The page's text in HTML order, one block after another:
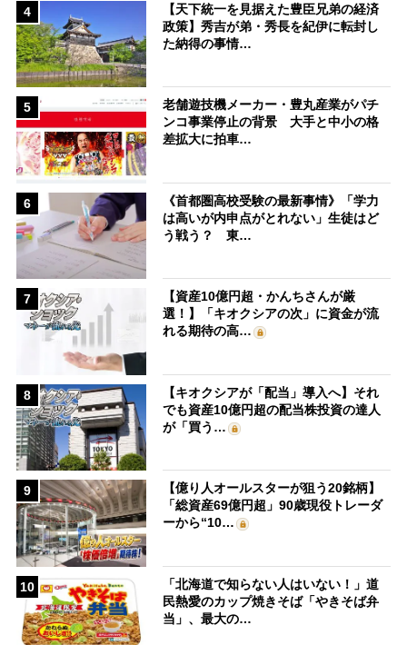
4
【天下統一を見据えた豊臣兄弟の経済
政策】秀吉が弟・秀長を紀伊に転封し
た納得の事情…
5
老舗遊技機メーカー・豊丸産業がパチ
ンコ事業停止の背景 大手と中小の格
差拡大に拍車…
6
《首都圏高校受験の最新事情》「学力
は高いが内申点がとれない」生徒はど
う戦う？ 東…
7
【資産10億円超・かんちさんが厳
選！】「キオクシアの次」に資金が流
れる期待の高…
8
【キオクシアが「配当」導入へ】それ
でも資産10億円超の配当株投資の達人
が「買う…
9
【億り人オールスターが狙う20銘柄】
「総資産69億円超」90歳現役トレーダ
ーから“10…
10
「北海道で知らない人はいない！」道
民熱愛のカップ焼きそば「やきそば弁
当」、最大の…